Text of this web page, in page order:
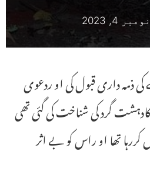
نومبر 4, 2023
ذمہ داری قبول کی او ردعوی
گرد کی شناخت کی گئی تھی
تھا او راس کو بے اثر